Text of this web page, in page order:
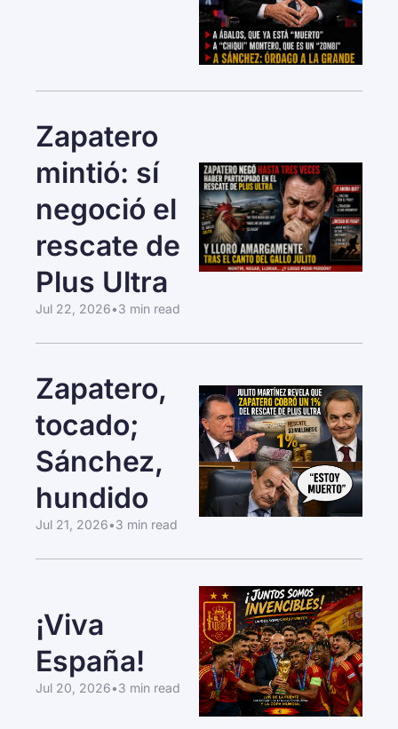
Zapatero
mintió: sí
negoció el
rescate de
Plus Ultra
Jul 22, 2026•3 min read
Zapatero,
tocado;
Sánchez,
hundido
Jul 21, 2026•3 min read
¡Viva
España!
Jul 20, 2026•3 min read